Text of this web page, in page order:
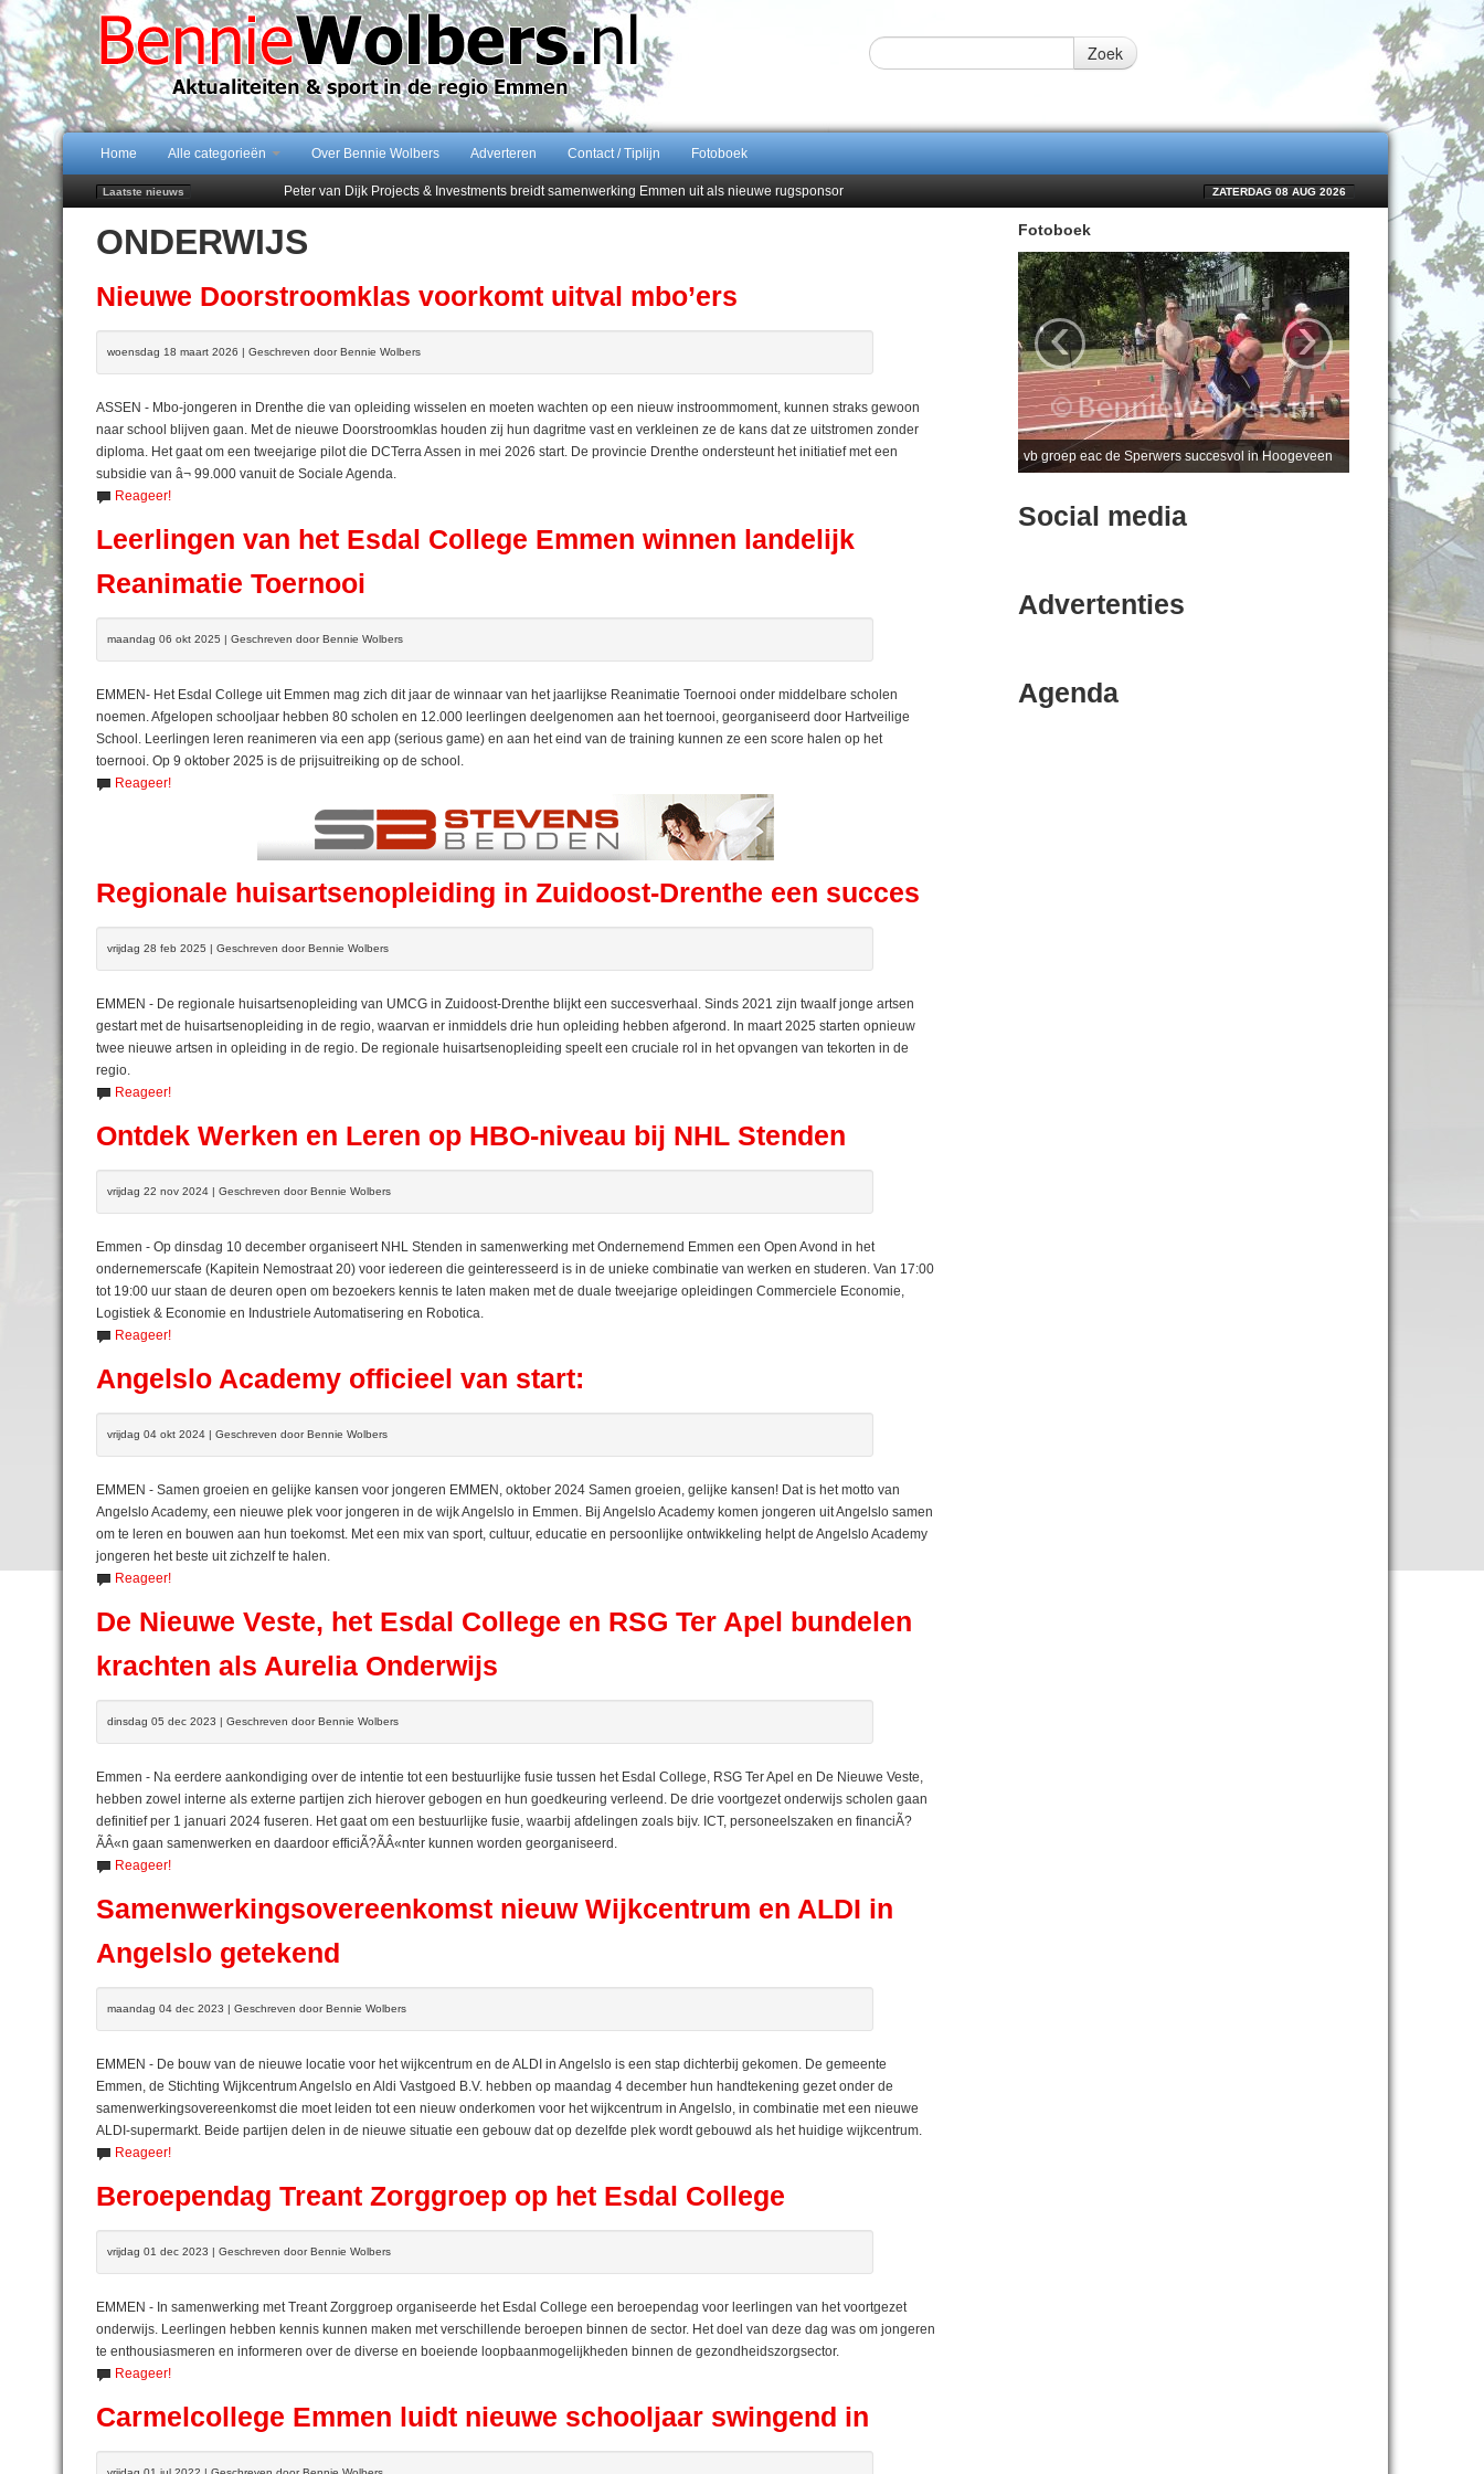
Zoek
Home Alle categorieën Over Bennie Wolbers Adverteren Contact / Tiplijn Fotoboek
Laatste nieuws
Peter van Dijk Projects & Investments breidt samenwerking Emmen uit als nieuwe rugsponsor
102 kaarsen voor eeuwling Mieke Sijbom-Maatje
Emmen wint op Open Dag overtuigend van Almere City
ZATERDAG 08 AUG 2026
ONDERWIJS
Nieuwe Doorstroomklas voorkomt uitval mbo’ers
woensdag 18 maart 2026 | Geschreven door Bennie Wolbers
ASSEN - Mbo-jongeren in Drenthe die van opleiding wisselen en moeten wachten op een nieuw instroommoment, kunnen straks gewoon
naar school blijven gaan. Met de nieuwe Doorstroomklas houden zij hun dagritme vast en verkleinen ze de kans dat ze uitstromen zonder
diploma. Het gaat om een tweejarige pilot die DCTerra Assen in mei 2026 start. De provincie Drenthe ondersteunt het initiatief met een
subsidie van â¬ 99.000 vanuit de Sociale Agenda.
Reageer!
Leerlingen van het Esdal College Emmen winnen landelijk
Reanimatie Toernooi
maandag 06 okt 2025 | Geschreven door Bennie Wolbers
EMMEN- Het Esdal College uit Emmen mag zich dit jaar de winnaar van het jaarlijkse Reanimatie Toernooi onder middelbare scholen
noemen. Afgelopen schooljaar hebben 80 scholen en 12.000 leerlingen deelgenomen aan het toernooi, georganiseerd door Hartveilige
School. Leerlingen leren reanimeren via een app (serious game) en aan het eind van de training kunnen ze een score halen op het
toernooi. Op 9 oktober 2025 is de prijsuitreiking op de school.
Reageer!
Regionale huisartsenopleiding in Zuidoost-Drenthe een succes
vrijdag 28 feb 2025 | Geschreven door Bennie Wolbers
EMMEN - De regionale huisartsenopleiding van UMCG in Zuidoost-Drenthe blijkt een succesverhaal. Sinds 2021 zijn twaalf jonge artsen
gestart met de huisartsenopleiding in de regio, waarvan er inmiddels drie hun opleiding hebben afgerond. In maart 2025 starten opnieuw
twee nieuwe artsen in opleiding in de regio. De regionale huisartsenopleiding speelt een cruciale rol in het opvangen van tekorten in de
regio.
Reageer!
Ontdek Werken en Leren op HBO-niveau bij NHL Stenden
vrijdag 22 nov 2024 | Geschreven door Bennie Wolbers
Emmen - Op dinsdag 10 december organiseert NHL Stenden in samenwerking met Ondernemend Emmen een Open Avond in het
ondernemerscafe (Kapitein Nemostraat 20) voor iedereen die geinteresseerd is in de unieke combinatie van werken en studeren. Van 17:00
tot 19:00 uur staan de deuren open om bezoekers kennis te laten maken met de duale tweejarige opleidingen Commerciele Economie,
Logistiek & Economie en Industriele Automatisering en Robotica.
Reageer!
Angelslo Academy officieel van start:
vrijdag 04 okt 2024 | Geschreven door Bennie Wolbers
EMMEN - Samen groeien en gelijke kansen voor jongeren EMMEN, oktober 2024 Samen groeien, gelijke kansen! Dat is het motto van
Angelslo Academy, een nieuwe plek voor jongeren in de wijk Angelslo in Emmen. Bij Angelslo Academy komen jongeren uit Angelslo samen
om te leren en bouwen aan hun toekomst. Met een mix van sport, cultuur, educatie en persoonlijke ontwikkeling helpt de Angelslo Academy
jongeren het beste uit zichzelf te halen.
Reageer!
De Nieuwe Veste, het Esdal College en RSG Ter Apel bundelen
krachten als Aurelia Onderwijs
dinsdag 05 dec 2023 | Geschreven door Bennie Wolbers
Emmen - Na eerdere aankondiging over de intentie tot een bestuurlijke fusie tussen het Esdal College, RSG Ter Apel en De Nieuwe Veste,
hebben zowel interne als externe partijen zich hierover gebogen en hun goedkeuring verleend. De drie voortgezet onderwijs scholen gaan
definitief per 1 januari 2024 fuseren. Het gaat om een bestuurlijke fusie, waarbij afdelingen zoals bijv. ICT, personeelszaken en financiÃ?
ÃÂ«n gaan samenwerken en daardoor efficiÃ?ÃÂ«nter kunnen worden georganiseerd.
Reageer!
Samenwerkingsovereenkomst nieuw Wijkcentrum en ALDI in
Angelslo getekend
maandag 04 dec 2023 | Geschreven door Bennie Wolbers
EMMEN - De bouw van de nieuwe locatie voor het wijkcentrum en de ALDI in Angelslo is een stap dichterbij gekomen. De gemeente
Emmen, de Stichting Wijkcentrum Angelslo en Aldi Vastgoed B.V. hebben op maandag 4 december hun handtekening gezet onder de
samenwerkingsovereenkomst die moet leiden tot een nieuw onderkomen voor het wijkcentrum in Angelslo, in combinatie met een nieuwe
ALDI-supermarkt. Beide partijen delen in de nieuwe situatie een gebouw dat op dezelfde plek wordt gebouwd als het huidige wijkcentrum.
Reageer!
Beroependag Treant Zorggroep op het Esdal College
vrijdag 01 dec 2023 | Geschreven door Bennie Wolbers
EMMEN - In samenwerking met Treant Zorggroep organiseerde het Esdal College een beroependag voor leerlingen van het voortgezet
onderwijs. Leerlingen hebben kennis kunnen maken met verschillende beroepen binnen de sector. Het doel van deze dag was om jongeren
te enthousiasmeren en informeren over de diverse en boeiende loopbaanmogelijkheden binnen de gezondheidszorgsector.
Reageer!
Carmelcollege Emmen luidt nieuwe schooljaar swingend in
Fotoboek
vb groep eac de Sperwers succesvol in Hoogeveen
‹ ›
Social media
Advertenties
Agenda